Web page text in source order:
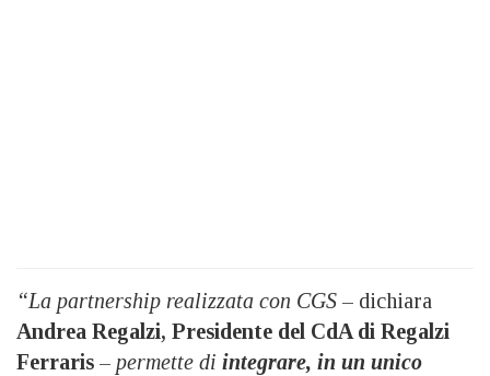
“La partnership realizzata con CGS – dichiara
Andrea Regalzi, Presidente del CdA di Regalzi
Ferraris – permette di integrare, in un unico